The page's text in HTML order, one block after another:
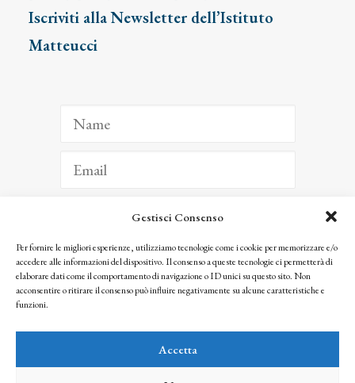
Gestisci Consenso
Per fornire le migliori esperienze, utilizziamo tecnologie come i cookie per memorizzare e/o
accedere alle informazioni del dispositivo. Il consenso a queste tecnologie ci permetterà di
elaborare dati come il comportamento di navigazione o ID unici su questo sito. Non
acconsentire o ritirare il consenso può influire negativamente su alcune caratteristiche e
funzioni.
Accetta
Iscriviti alla Newsletter dell’Istituto
Matteucci
ISCRIVITI
Facendo clic per iscriverti, riconosci che le tue informazioni saranno trattate
seguendo la nostra Privacy Policy
© 2025 Istituto Matteucci. All right reserved
l’autorizzazione scritta dei proprietari dei diritti e dell’Istituto Matteucci